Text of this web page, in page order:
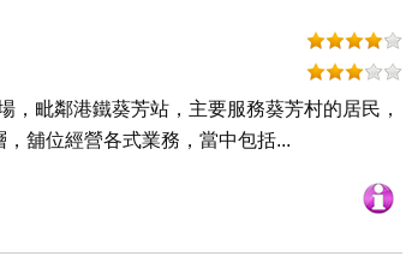
，毗鄰港鐵葵芳站，主要服務葵芳村的居民，
舖位經營各式業務，當中包括...